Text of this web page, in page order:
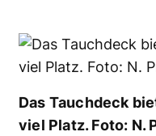
Das Tauchdeck
viel Platz. Foto: N.